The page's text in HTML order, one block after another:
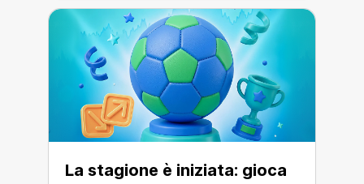
La stagione è iniziata: gioca